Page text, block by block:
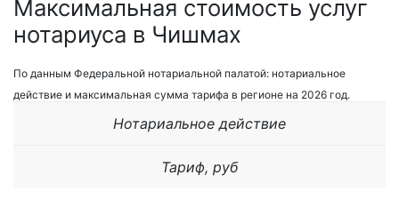
Максимальная стоимость услуг
нотариуса в Чишмах
По данным Федеральной нотариальной палатой: нотариальное
действие и максимальная сумма тарифа в регионе на 2026 год.
Нотариальное действие
Тариф, руб